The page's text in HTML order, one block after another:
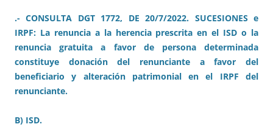
.- CONSULTA DGT 1772, DE 20/7/2022. SUCESIONES e
IRPF: La renuncia a la herencia prescrita en el ISD o la
renuncia gratuita a favor de persona determinada
constituye donación del renunciante a favor del
beneficiario y alteración patrimonial en el IRPF del
renunciante.
B) ISD.